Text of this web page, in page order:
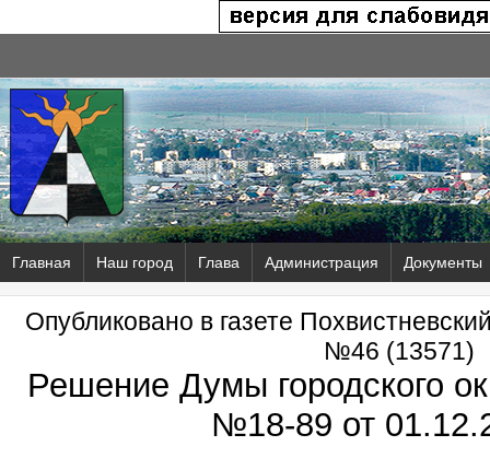
Главная Наш город Глава Администрация Документы
Опубликовано в газете
№46 (13571)
Решение Думы городского
№18-89 от